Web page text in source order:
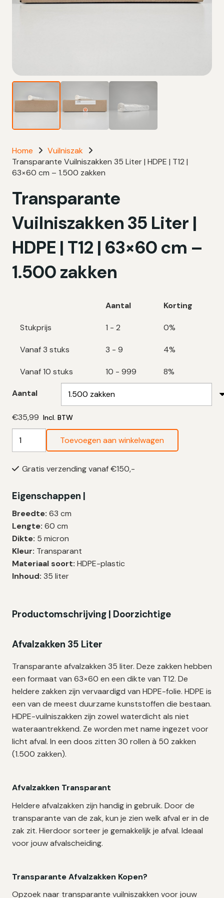
Home
Vuilniszak
Transparante Vuilniszakken 35 Liter | HDPE | T12 |
63×60 cm – 1.500 zakken
Transparante
Vuilniszakken 35 Liter |
HDPE | T12 | 63×60 cm –
1.500 zakken
Aantal Korting
Stukprijs 1 - 2 0%
Vanaf 3 stuks 3 - 9 4%
Vanaf 10 stuks 10 - 999 8%
Aantal
€35,99 Incl. BTW
Transparante
Liter
HDPE
|
T12
|
63×60
cm
–
aantal
Toevoegen aan winkelwagen
Gratis verzending vanaf €150,-
Eigenschappen |
Breedte: 63 cm
Lengte: 60 cm
Dikte: 5 micron
Kleur: Transparant
Materiaal soort: HDPE-plastic
Inhoud: 35 liter
Productomschrijving | Doorzichtige
Afvalzakken 35 Liter
Transparante afvalzakken 35 liter. Deze zakken hebben
een formaat van 63×60 en een dikte van T12. De
heldere zakken zijn vervaardigd van HDPE-folie. HDPE is
een van de meest duurzame kunststoffen die bestaan.
HDPE-vuilniszakken zijn zowel waterdicht als niet
wateraantrekkend. Ze worden met name ingezet voor
licht afval. In een doos zitten 30 rollen à 50 zakken
(1.500 zakken).
Afvalzakken Transparant
Heldere afvalzakken zijn handig in gebruik. Door de
transparante van de zak, kun je zien welk afval er in de
zak zit. Hierdoor sorteer je gemakkelijk je afval. Ideaal
voor jouw afvalscheiding.
Transparante Afvalzakken Kopen?
Opzoek naar transparante vuilniszakken voor jouw